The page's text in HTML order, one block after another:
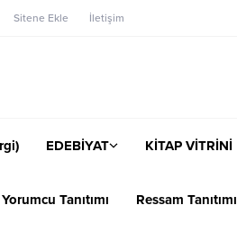
Sitene Ekle İletişim
EDEBİYAT KİTAP VİTRİNİ
Yorumcu Tanıtımı Ressam Tanıtımı